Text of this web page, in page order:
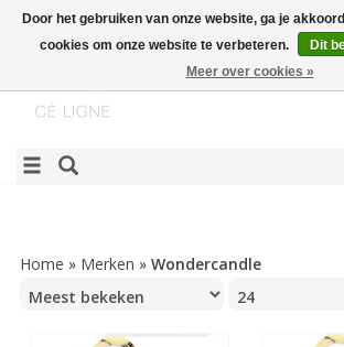
Home » Merken » Wondercandle
Door het gebruiken van onze website, ga je
cookies om onze website te verbeteren.
Dit
Meer over cookies »